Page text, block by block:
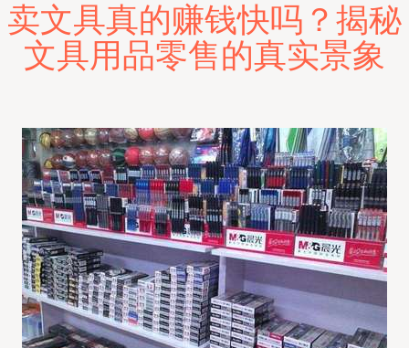
卖文具真的赚钱快吗？揭秘
文具用品零售的真实景象